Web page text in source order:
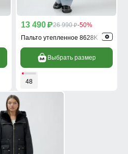
13 490 p26 990 p-50%
Пальто утепленное 8628K
Выбрать размер
48